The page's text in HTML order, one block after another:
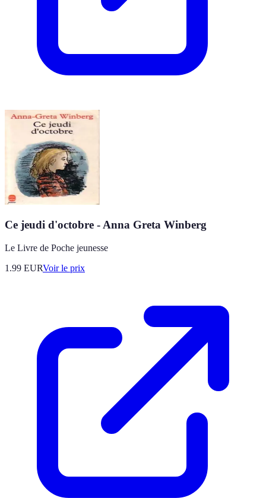
Ce jeudi d'octobre - Anna Greta Winberg
Le Livre de Poche jeunesse
1.99 EURVoir le prix